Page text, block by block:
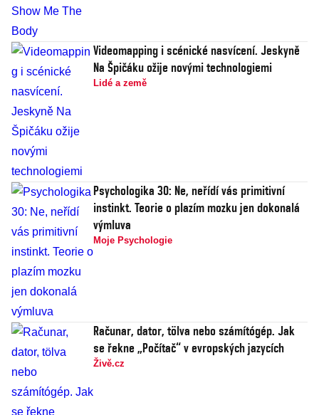
Videomapping i scénické nasvícení. Jeskyně
Na Špičáku ožije novými technologiemi
Lidé a země
Psychologika 30: Ne, neřídí vás primitivní
instinkt. Teorie o plazím mozku jen dokonalá
výmluva
Moje Psychologie
Računar, dator, tölva nebo számítógép. Jak
se řekne „Počítač“ v evropských jazycích
Živě.cz